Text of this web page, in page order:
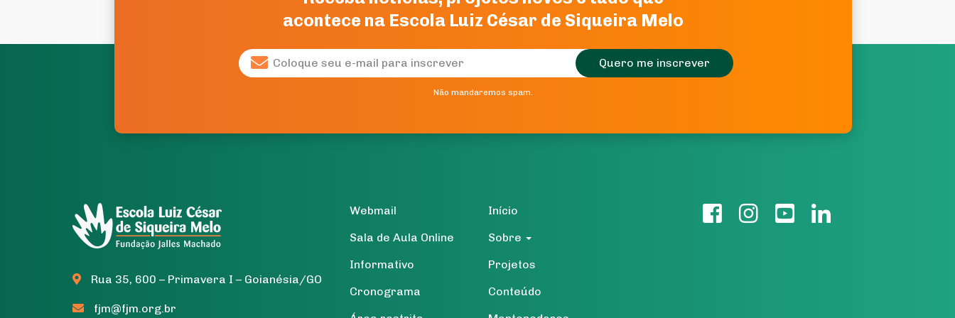
acontece na Escola Luiz César de Siqueira Melo
Quero me inscrever
Não mandaremos spam.
Rua 35, 600 – Primavera I – Goianésia/GO
fjm@fjm.org.br
Webmail
Sala de Aula Online
Informativo
Cronograma
Início
Sobre
Projetos
Conteúdo